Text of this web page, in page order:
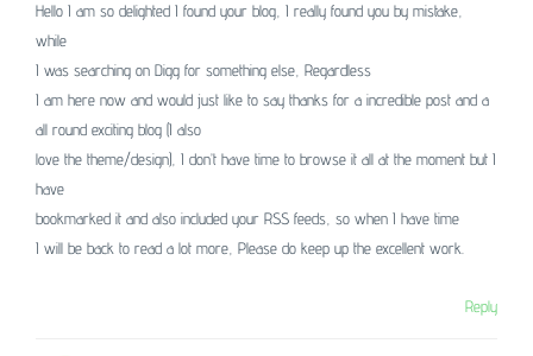
Hello I am so delighted I found your blog, I really found you by mistake,
while
I was searching on Digg for something else, Regardless
I am here now and would just like to say thanks for a incredible post and a
all round exciting blog (I also
love the theme/design), I don’t have time to browse it all at the moment but I
have
bookmarked it and also included your RSS feeds, so when I have time
I will be back to read a lot more, Please do keep up the excellent work.
Reply